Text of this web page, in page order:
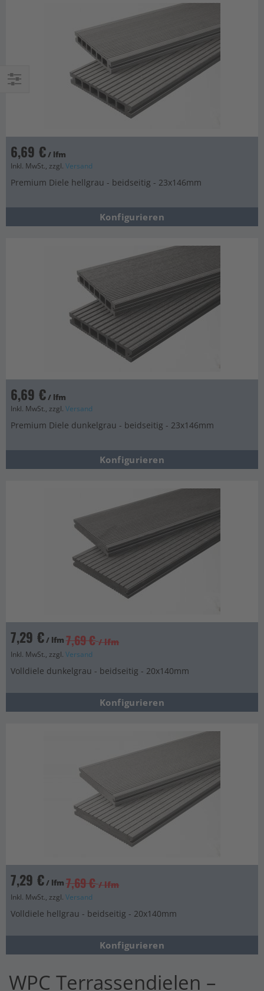
6,69 €/ lfm
Inkl. MwSt., zzgl. Versand
Premium Diele hellgrau - beidseitig - 23x146mm
Konfigurieren
6,69 €/ lfm
Inkl. MwSt., zzgl. Versand
Premium Diele dunkelgrau - beidseitig - 23x146mm
Konfigurieren
7,29 €/ lfm 7,69 € / lfm
Inkl. MwSt., zzgl. Versand
Volldiele dunkelgrau - beidseitig - 20x140mm
Konfigurieren
7,29 €/ lfm 7,69 € / lfm
Inkl. MwSt., zzgl. Versand
Volldiele hellgrau - beidseitig - 20x140mm
Konfigurieren
WPC Terrassendielen –